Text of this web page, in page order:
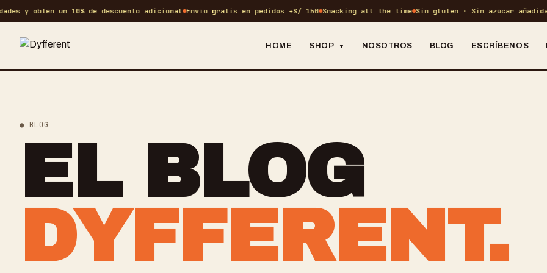
y obtén un 10% de descuento adicional Envío gratis en pedidos +S/ 150 Snacking all the time Sin gluten · Sin azúcar añadida
HOME SHOP ▼
PROTEIN · BITES · COOKIES
DULCES
NOSOTROS BLOG ESCRÍBENOS
● BLOG
EL BLOG
DYFFERENT.